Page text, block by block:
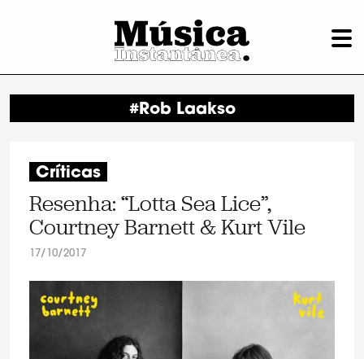
#Rob Laakso
Críticas
Resenha: “Lotta Sea Lice”,
Courtney Barnett & Kurt Vile
17/10/2017